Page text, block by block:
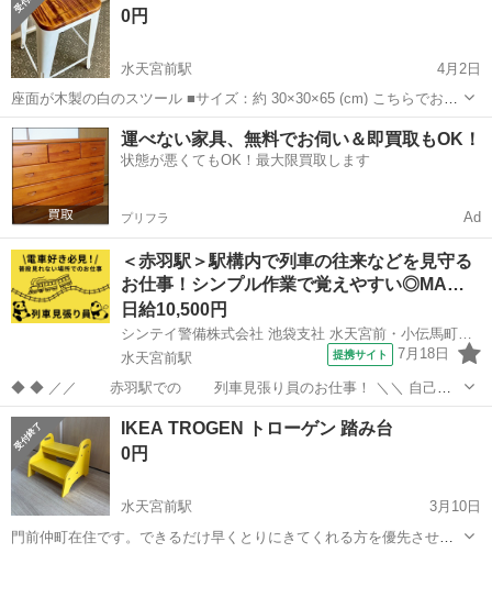
0円
水天宮前駅
4月2日
座面が木製の白のスツール ■サイズ：約 30×30×65 (cm) こちらでお譲
り頂きましたが、 置きたい場所に少し入らずでした。 とてもしっかり
としたお品ですので、どなたかご利用下さい。
東京 中央区 水天宮前駅 椅子 木製
運べない家具、無料でお伺い＆即買取もOK！
状態が悪くてもOK！最大限買取します
プリフラ Ad
＜赤羽駅＞駅構内で列車の往来などを見守る
お仕事！シンプル作業で覚えやすい◎MA…
日給10,500円
シンテイ警備株式会社 池袋支社 水天宮前・小伝馬町・銀座一丁目(26)エリア/A3203200108
水天宮前駅
提携サイト 7月18日
◆ ◆ ／／ 赤羽駅での 列車見張り員のお仕事！ ＼＼ 自己負
担０で資格を取得しよう！ 未経験からプロの「列車見張り員」に なり
ませんか？ ※資格取得までは 交通誘導などのお仕事をお願いしま
す※ 資格を...
東京 中央区 水天宮前駅 警備員
IKEA TROGEN トローゲン 踏み台
0円
水天宮前駅
3月10日
門前仲町在住です。できるだけ早くとりにきてくれる方を優先させて